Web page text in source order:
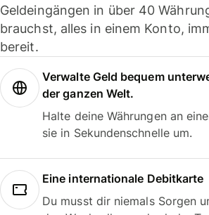
Geldeingängen in über 40
brauchst, alles in einem Konto,
bereit.
Verwalte Geld bequem
der ganzen Welt.
Halte deine Währungen an
sie in Sekundenschnelle um.
Eine internationale Debitkarte
Du musst dir niemals Sorgen